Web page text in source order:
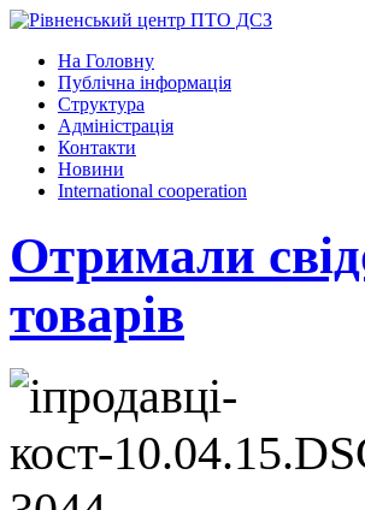
На Головну
Публічна інформація
Структура
Адміністрація
Контакти
Новини
International cooperation
Отримали
товарів